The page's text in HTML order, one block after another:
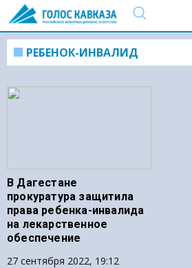
РЕБЕНОК-ИНВАЛИД
В Дагестане
прокуратура защитила
права ребенка-инвалида
на лекарственное
обеспечение
27 сентября 2022, 19:12